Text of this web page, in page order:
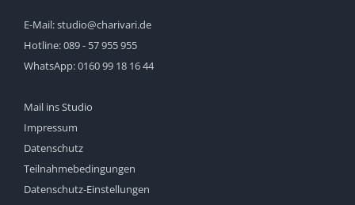
E-Mail:studio@charivari.de
Hotline:089 - 57 955 955
WhatsApp:0160 99 18 16 44
Mail ins Studio
Impressum
Datenschutz
Teilnahmebedingungen
Datenschutz-Einstellungen